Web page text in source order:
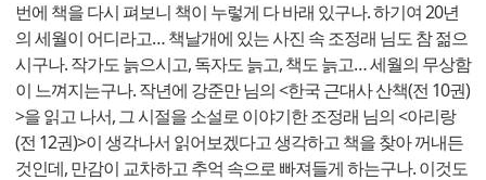
번에 책을 다시 펴보니 책이 누렇게 다 바래 있구나. 하기여 20년
의 세월이 어디라고… 책날개에 있는 사진 속 조정래 님도 참 젊으
시구나. 작가도 늙으시고, 독자도 늙고, 책도 늙고… 세월의 무상함
이 느껴지는구나. 작년에 강준만 님의 <한국 근대사 산책(전 10권)
>을 읽고 나서, 그 시절을 소설로 이야기한 조정래 님의 <아리랑
(전 12권)>이 생각나서 읽어보겠다고 생각하고 책을 찾아 꺼내든
것인데, 만감이 교차하고 추억 속으로 빠져들게 하는구나. 이것도